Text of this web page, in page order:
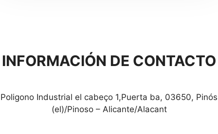
INFORMACIÓN DE CONTACTO
Poligono Industrial el cabeço 1,Puerta ba, 03650, Pinós
(el)/Pinoso – Alicante/Alacant